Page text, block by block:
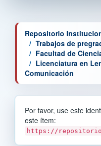
Repositorio
Trabajos de
Facultad de
Licenciatura en
Comunicación
Por favor, use este
este ítem:
https://